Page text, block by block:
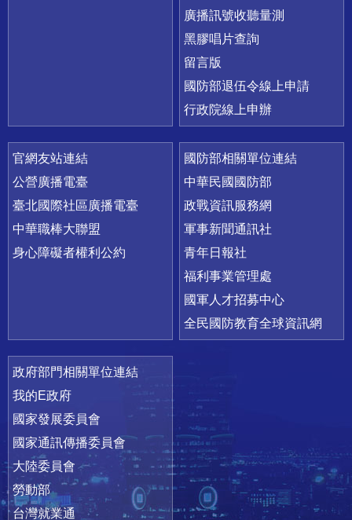
廣播訊號收聽量測
黑膠唱片查詢
留言版
國防部退伍令線上申請
行政院線上申辦
官網友站連結
公營廣播電臺
臺北國際社區廣播電臺
中華職棒大聯盟
身心障礙者權利公約
國防部相關單位連結
中華民國國防部
政戰資訊服務網
軍事新聞通訊社
青年日報社
福利事業管理處
國軍人才招募中心
全民國防教育全球資訊網
政府部門相關單位連結
我的E政府
國家發展委員會
國家通訊傳播委員會
大陸委員會
勞動部
台灣就業通